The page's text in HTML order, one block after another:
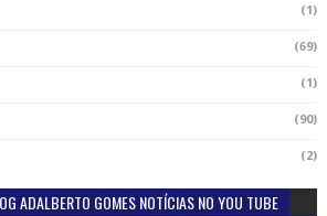
(1)
(69)
(1)
(90)
(2)
ADALBERTO GOMES NOTÍCIAS NO YOU TUBE